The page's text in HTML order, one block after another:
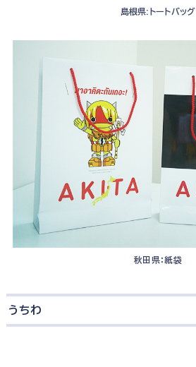
島根県:トートバッグ
秋田県：紙袋
うちわ